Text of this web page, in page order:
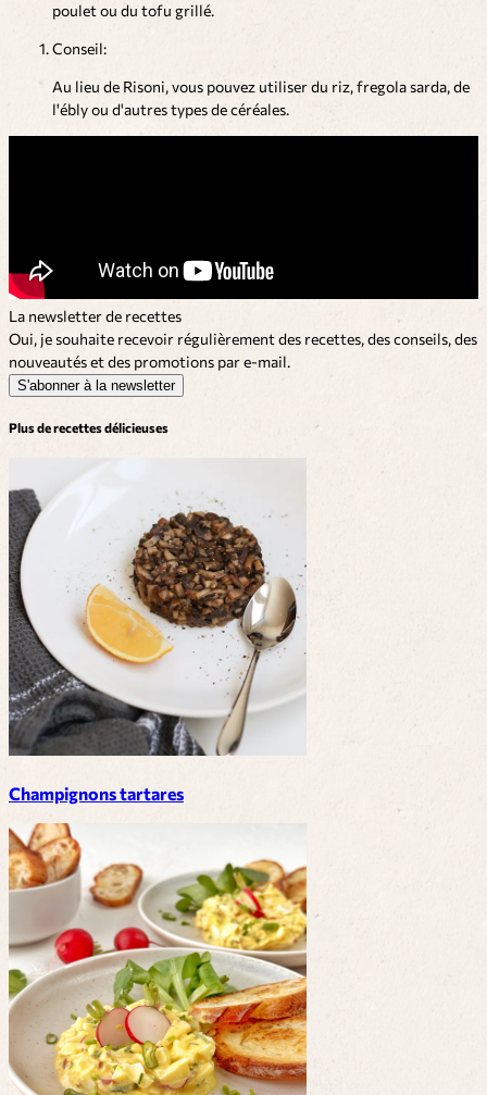
poulet ou du tofu grillé.
Conseil:
Au lieu de Risoni, vous pouvez utiliser du riz, fregola sarda, de
l'ébly ou d'autres types de céréales.
La newsletter de recettes
Oui, je souhaite recevoir régulièrement des recettes, des conseils, des
nouveautés et des promotions par e-mail.
S'abonner à la newsletter
Plus de recettes délicieuses
Champignons tartares